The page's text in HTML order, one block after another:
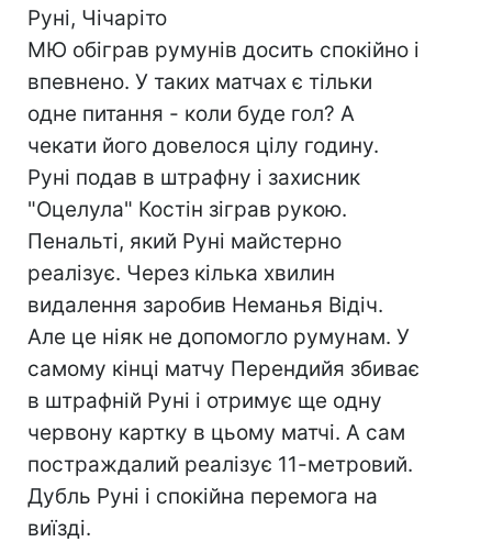
Руні, Чічаріто
МЮ обіграв румунів досить спокійно і
впевнено. У таких матчах є тільки
одне питання - коли буде гол? А
чекати його довелося цілу годину.
Руні подав в штрафну і захисник
"Оцелула" Костін зіграв рукою.
Пенальті, який Руні майстерно
реалізує. Через кілька хвилин
видалення заробив Неманья Відіч.
Але це ніяк не допомогло румунам. У
самому кінці матчу Перендийя збиває
в штрафній Руні і отримує ще одну
червону картку в цьому матчі. А сам
постраждалий реалізує 11-метровий.
Дубль Руні і спокійна перемога на
виїзді.